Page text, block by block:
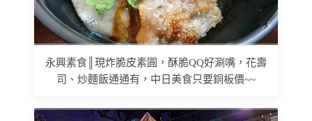
永興素食║現炸脆皮素圓，酥脆QQ好涮嘴，花壽
司、炒麵飯通通有，中日美食只要銅板價~~